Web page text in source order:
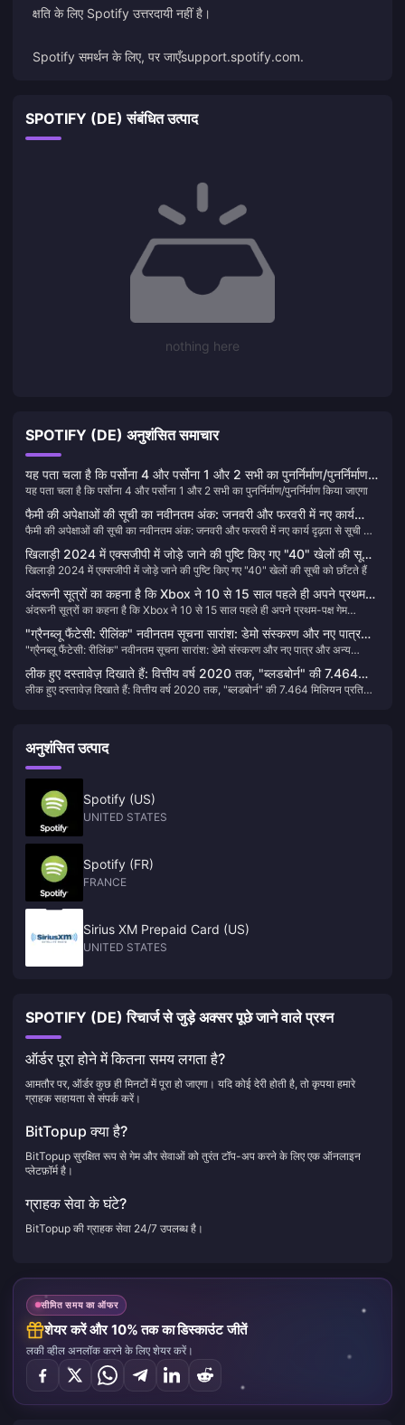
क्षति के लिए Spotify उत्तरदायी नहीं है।
Spotify समर्थन के लिए, पर जाएँsupport.spotify.com.
SPOTIFY (DE) संबंधित उत्पाद
nothing here
SPOTIFY (DE) अनुशंसित समाचार
यह पता चला है कि पर्सोना 4 और पर्सोना 1 और 2 सभी का पुनर्निर्माण/पुनर्निर्माण
किया जाएगा
यह पता चला है कि पर्सोना 4 और पर्सोना 1 और 2 सभी का पुनर्निर्माण/पुनर्निर्माण किया जाएगा
फैमी की अपेक्षाओं की सूची का नवीनतम अंक: जनवरी और फरवरी में नए कार्य
दृढ़ता से सूची के शीर्ष पर हैं
फैमी की अपेक्षाओं की सूची का नवीनतम अंक: जनवरी और फरवरी में नए कार्य दृढ़ता से सूची के
शीर्ष पर हैं
खिलाड़ी 2024 में एक्सजीपी में जोड़े जाने की पुष्टि किए गए "40" खेलों की सूची
को छाँटते हैं
खिलाड़ी 2024 में एक्सजीपी में जोड़े जाने की पुष्टि किए गए "40" खेलों की सूची को छाँटते हैं
अंदरूनी सूत्रों का कहना है कि Xbox ने 10 से 15 साल पहले ही अपने प्रथम-
पक्ष गेम लाइनअप की योजना बना ली है
अंदरूनी सूत्रों का कहना है कि Xbox ने 10 से 15 साल पहले ही अपने प्रथम-पक्ष गेम
लाइनअप की योजना बना ली है
"ग्रैनब्लू फैंटेसी: रीलिंक" नवीनतम सूचना सारांश: डेमो संस्करण और नए पात्र
और अन्य जानकारी जारी की गई
"ग्रैनब्लू फैंटेसी: रीलिंक" नवीनतम सूचना सारांश: डेमो संस्करण और नए पात्र और अन्य
जानकारी जारी की गई
लीक हुए दस्तावेज़ दिखाते हैं: वित्तीय वर्ष 2020 तक, "ब्लडबोर्न" की 7.464
मिलियन प्रतियां बिक चुकी हैं
लीक हुए दस्तावेज़ दिखाते हैं: वित्तीय वर्ष 2020 तक, "ब्लडबोर्न" की 7.464 मिलियन प्रतियां
अनुशंसित उत्पाद
Spotify (US)
UNITED STATES
Spotify (FR)
FRANCE
Sirius XM Prepaid Card (US)
UNITED STATES
SPOTIFY (DE) रिचार्ज से जुड़े अक्सर पूछे जाने वाले प्रश्न
ऑर्डर पूरा होने में कितना समय लगता है?
आमतौर पर, ऑर्डर कुछ ही मिनटों में पूरा हो जाएगा। यदि कोई देरी होती है, तो कृपया हमारे
ग्राहक सहायता से संपर्क करें।
BitTopup क्या है?
BitTopup सुरक्षित रूप से गेम और सेवाओं को तुरंत टॉप-अप करने के लिए एक ऑनलाइन
प्लेटफ़ॉर्म है।
ग्राहक सेवा के घंटे?
BitTopup की ग्राहक सेवा 24/7 उपलब्ध है।
सीमित समय का ऑफर
शेयर करें और 10% तक का डिस्काउंट जीतें
लकी व्हील अनलॉक करने के लिए शेयर करें।